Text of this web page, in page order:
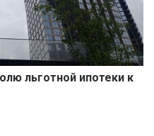
льготной ипотеки к